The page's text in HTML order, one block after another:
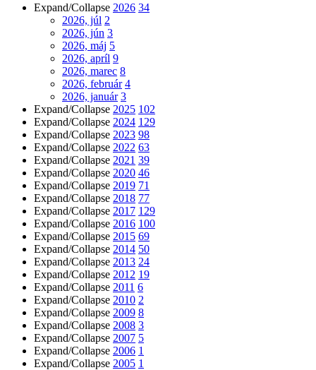
Expand/Collapse 2026 34
2026, júl 2
2026, jún 3
2026, máj 5
2026, apríl 9
2026, marec 8
2026, február 4
2026, január 3
Expand/Collapse 2025 102
Expand/Collapse 2024 129
Expand/Collapse 2023 98
Expand/Collapse 2022 63
Expand/Collapse 2021 39
Expand/Collapse 2020 46
Expand/Collapse 2019 71
Expand/Collapse 2018 77
Expand/Collapse 2017 129
Expand/Collapse 2016 100
Expand/Collapse 2015 69
Expand/Collapse 2014 50
Expand/Collapse 2013 24
Expand/Collapse 2012 19
Expand/Collapse 2011 6
Expand/Collapse 2010 2
Expand/Collapse 2009 8
Expand/Collapse 2008 3
Expand/Collapse 2007 5
Expand/Collapse 2006 1
Expand/Collapse 2005 1